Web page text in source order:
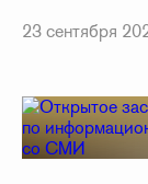
23 сентября